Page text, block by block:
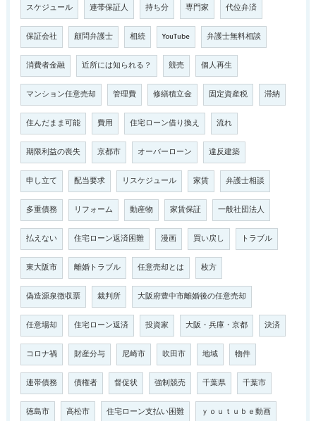
スケジュール 連帯保証人 持ち分 専門家 代位弁済
保証会社 顧問弁護士 相続 YouTube 弁護士無料相談
消費者金融 近所には知られる？ 競売 個人再生
マンション任意売却 管理費 修繕積立金 固定資産税 滞納
住んだまま可能 費用 住宅ローン借り換え 流れ
期限利益の喪失 京都市 オーバーローン 違反建築
申し立て 配当要求 リスケジュール 家賃 弁護士相談
多重債務 リフォーム 動産物 家賃保証 一般社団法人
払えない 住宅ローン返済困難 漫画 買い戻し トラブル
東大阪市 離婚トラブル 任意売却とは 枚方
偽造源泉徴収票 裁判所 大阪府豊中市離婚後の任意売却
任意場却 住宅ローン返済 投資家 大阪・兵庫・京都 決済
コロナ禍 財産分与 尼崎市 吹田市 地域 物件
連帯債務 債権者 督促状 強制競売 千葉県 千葉市
徳島市 高松市 住宅ローン支払い困難 ｙｏｕｔｕｂｅ動画